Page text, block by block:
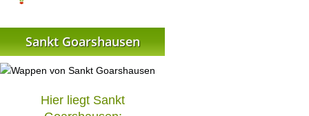
Sankt Goarshausen
Hier liegt Sankt